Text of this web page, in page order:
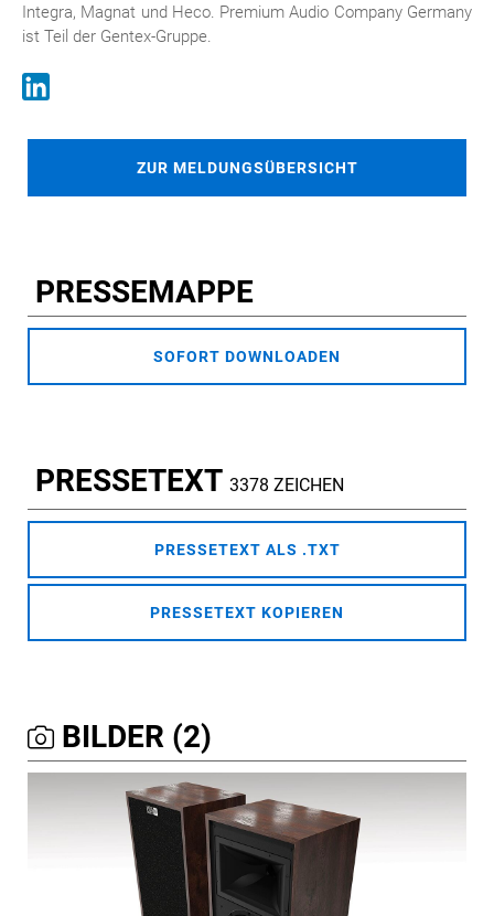
Integra, Magnat und Heco. Premium Audio Company Germany
ist Teil der Gentex-Gruppe.
ZUR MELDUNGSÜBERSICHT
PRESSEMAPPE
SOFORT DOWNLOADEN
PRESSETEXT 3378 ZEICHEN
PRESSETEXT ALS .TXT
PRESSETEXT KOPIEREN
BILDER (2)